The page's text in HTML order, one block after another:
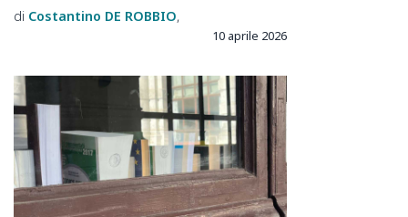
Costantino DE ROBBIO
10 aprile 2026